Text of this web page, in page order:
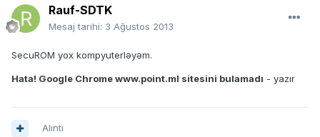
Rauf-SDTK
Mesaj tarihi: 3 Ağustos 2013
SecuROM yox kompyuterləyəm.
Hata! Google Chrome www.point.ml sitesini bulamadı - yazır
Alıntı